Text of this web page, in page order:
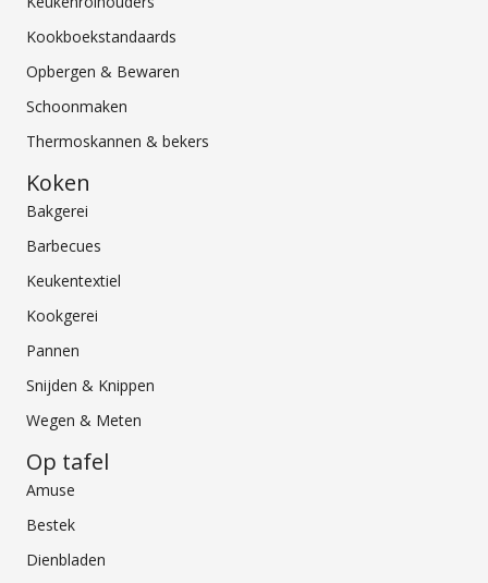
Kookboekstandaards
Opbergen & Bewaren
Schoonmaken
Thermoskannen & bekers
Koken
Bakgerei
Barbecues
Keukentextiel
Kookgerei
Pannen
Snijden & Knippen
Wegen & Meten
Op tafel
Amuse
Bestek
Dienbladen